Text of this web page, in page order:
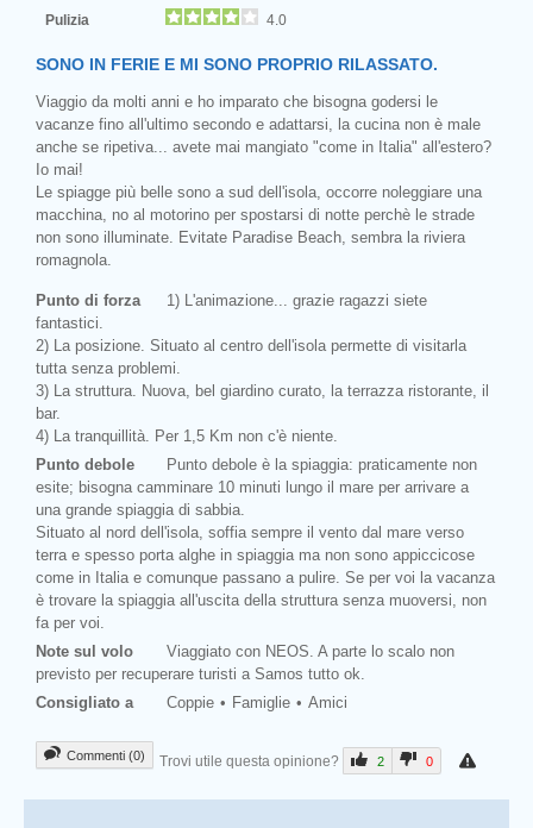
Pulizia
4.0
SONO IN FERIE E MI SONO PROPRIO RILASSATO.
Viaggio da molti anni e ho imparato che bisogna godersi le
vacanze fino all'ultimo secondo e adattarsi, la cucina non è male
anche se ripetiva... avete mai mangiato "come in Italia" all'estero?
Io mai!
Le spiagge più belle sono a sud dell'isola, occorre noleggiare una
macchina, no al motorino per spostarsi di notte perchè le strade
non sono illuminate. Evitate Paradise Beach, sembra la riviera
romagnola.
Punto di forza
1) L'animazione... grazie ragazzi siete
fantastici.
2) La posizione. Situato al centro dell'isola permette di visitarla
tutta senza problemi.
3) La struttura. Nuova, bel giardino curato, la terrazza ristorante, il
bar.
4) La tranquillità. Per 1,5 Km non c'è niente.
Punto debole
Punto debole è la spiaggia: praticamente non
esite; bisogna camminare 10 minuti lungo il mare per arrivare a
una grande spiaggia di sabbia.
Situato al nord dell'isola, soffia sempre il vento dal mare verso
terra e spesso porta alghe in spiaggia ma non sono appiccicose
come in Italia e comunque passano a pulire. Se per voi la vacanza
è trovare la spiaggia all'uscita della struttura senza muoversi, non
fa per voi.
Note sul volo
Viaggiato con NEOS. A parte lo scalo non
previsto per recuperare turisti a Samos tutto ok.
Consigliato a
Coppie Famiglie Amici
Commenti (0) Trovi utile questa opinione? 2 0